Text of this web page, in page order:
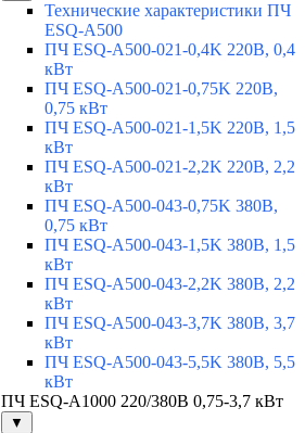
Технические характеристики ПЧ
ESQ-A500
ПЧ ESQ-A500-021-0,4K 220В, 0,4
кВт
ПЧ ESQ-A500-021-0,75K 220В,
0,75 кВт
ПЧ ESQ-A500-021-1,5K 220В, 1,5
кВт
ПЧ ESQ-A500-021-2,2K 220В, 2,2
кВт
ПЧ ESQ-A500-043-0,75K 380В,
0,75 кВт
ПЧ ESQ-A500-043-1,5K 380В, 1,5
кВт
ПЧ ESQ-A500-043-2,2K 380В, 2,2
кВт
ПЧ ESQ-A500-043-3,7K 380В, 3,7
кВт
ПЧ ESQ-A500-043-5,5K 380В, 5,5
кВт
ПЧ ESQ-A1000 220/380В 0,75-3,7 кВт
▼